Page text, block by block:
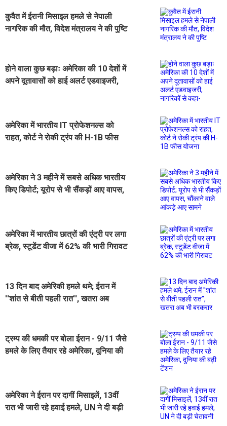
कुवैत में ईरानी मिसाइल हमले से नेपाली
नागरिक की मौत, विदेश मंत्रालय ने की पुष्टि
होने वाला कुछ बड़ाः अमेरिका की 10 देशों में
अपने दूतावासों को हाई अलर्ट एडवाइजरी,
अमेरिका में भारतीय IT प्रोफेशनल्स को
राहत, कोर्ट ने रोकी ट्रंप की H-1B फीस
अमेरिका ने 3 महीने में सबसे अधिक भारतीय
किए डिपोर्ट; यूरोप से भी सैंकड़ों आए वापस,
अमेरिका में भारतीय छात्रों की एंट्री पर लगा
ब्रेक, स्टूडेंट वीजा में 62% की भारी गिरावट
13 दिन बाद अमेरिकी हमले थमे; ईरान में
''शांत से बीती पहली रात'', खतरा अब
ट्रम्प की धमकी पर बोला ईरान - 9/11 जैसे
हमले के लिए तैयार रहे अमेरिका, दुनिया की
अमेरिका ने ईरान पर दागीं मिसाइलें, 13वीं
रात भी जारी रहे हवाई हमले, UN ने दी बड़ी